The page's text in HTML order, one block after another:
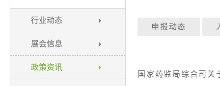
行业动态
展会信息
政策资讯
申报动态
国家药监局综合司